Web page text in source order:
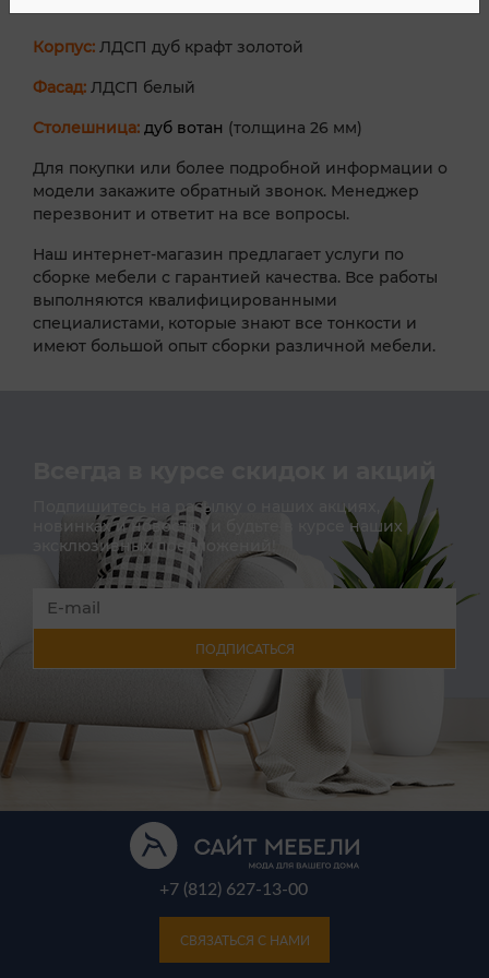
Корпус: ЛДСП дуб крафт золотой
Фасад: ЛДСП белый
Столешница: дуб вотан (толщина 26 мм)
Для покупки или более подробной информации о
модели закажите обратный звонок. Менеджер
перезвонит и ответит на все вопросы.
Наш интернет-магазин предлагает услуги по
сборке мебели с гарантией качества. Все работы
выполняются квалифицированными
специалистами, которые знают все тонкости и
имеют большой опыт сборки различной мебели.
Всегда в курсе скидок и акций
Подпишитесь на расылку о наших акциях,
новинках и новостях и будьте в курсе наших
эксклюзивных предложений!
ПОДПИСАТЬСЯ
+7 (812) 627-13-00
СВЯЗАТЬСЯ С НАМИ